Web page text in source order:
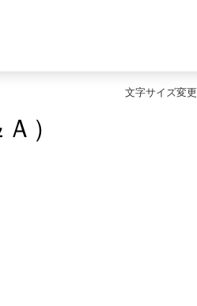
文字サイズ変更
）